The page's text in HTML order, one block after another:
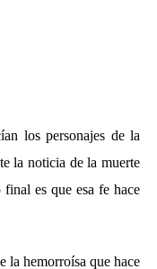
los personajes de la
la noticia de la muerte
es que esa fe hace
la hemorroísa que hace